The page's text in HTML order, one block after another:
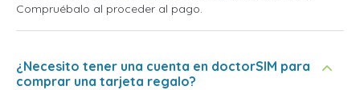
Compruébalo al proceder al pago.
¿Necesito tener una cuenta en doctorSIM para
comprar una tarjeta regalo?